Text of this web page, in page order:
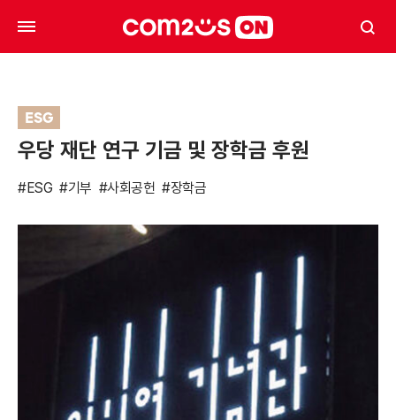
ESG
우당 재단 연구 기금 및 장학금 후원
#ESG #기부 #사회공헌 #장학금